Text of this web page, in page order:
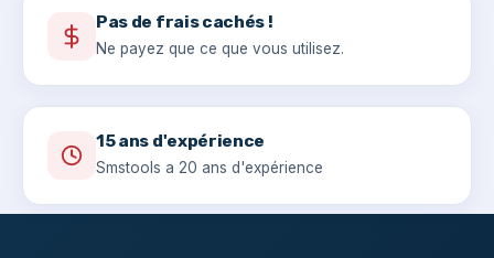
Pas de frais cachés !
Ne payez que ce que vous utilisez.
15 ans d'expérience
Smstools a 20 ans d'expérience